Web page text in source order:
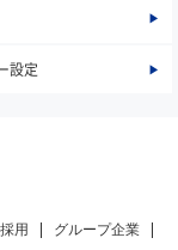
設定
採用 グループ企業